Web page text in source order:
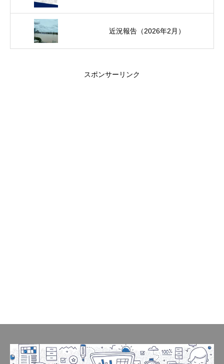
近況報告（2026年2月）
スポンサーリンク